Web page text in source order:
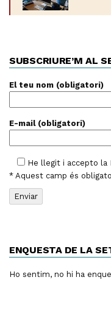
SUBSCRIURE’M AL
El teu nom (obligatori)
E-mail (obligatori)
He llegit i accepto la
* Aquest camp és
ENQUESTA DE LA
Ho sentim, no hi ha